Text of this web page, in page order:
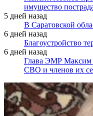
имущество
5 дней назад
В Саратовской
6 дней назад
Благоустройство
6 дней назад
Глава ЭМР Максим
СВО и членов их